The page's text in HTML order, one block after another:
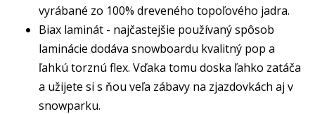
vyrábané zo 100% dreveného topoľového jadra.
Biax laminát - najčastejšie používaný spôsob
laminácie dodáva snowboardu kvalitný pop a
ľahkú torznú flex. Vďaka tomu doska ľahko zatáča
a užijete si s ňou veľa zábavy na zjazdovkách aj v
snowparku.